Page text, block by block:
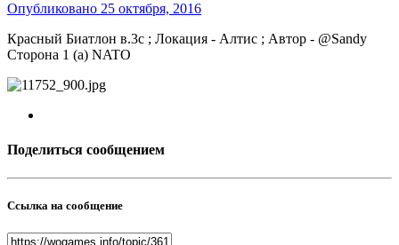
Опубликовано 25 октября, 2016
Красный Биатлон в.3c ; Локация - Алтис ; Автор - @Sandy
Сторона 1 (а) NATO
Поделиться сообщением
Ссылка на сообщение